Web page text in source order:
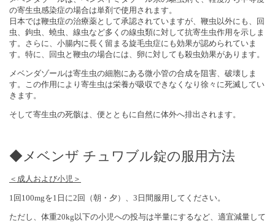
の寄生虫感染症の場合は単剤で使用されます。
日本では鞭虫症の治療薬として承認されていますが、鞭虫以外にも、回
虫、鉤虫、蟯虫、線虫など多くの線虫類に対して抗寄生虫作用を示しま
す。さらに、小腸内に長く留まる旋毛虫症にも効果が認められていま
す。特に、回虫と鞭虫の場合には、卵に対しても殺虫効果があります。
メベンダゾールは寄生虫の細胞にある微小管の合成を阻害、破壊しま
す。この作用により寄生虫は栄養が吸収できなくなり徐々に死滅してい
きます。
そして寄生虫の死骸は、便とともに自然に体外へ排出されます。
◆メベンザ チュワブル錠の服用方法
＜成人および小児＞
1回100mgを1日に2回（朝・夕）、3日間服用してください。
ただし、体重20kg以下の小児への投与は半量にするなど、適宜減量して